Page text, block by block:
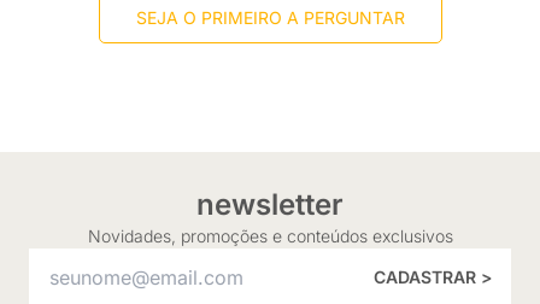
SEJA O PRIMEIRO A PERGUNTAR
newsletter
Novidades, promoções e conteúdos exclusivos
CADASTRAR >